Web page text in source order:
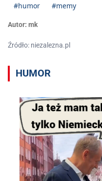
#humor #memy
Autor: mk
Źródło: niezalezna.pl
HUMOR